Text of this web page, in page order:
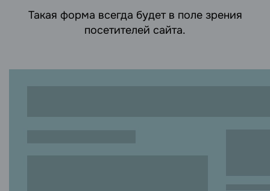
Такая форма всегда будет в поле зрения
посетителей сайта.